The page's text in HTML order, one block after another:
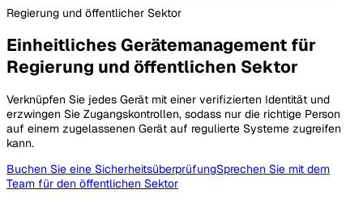
Regierung und öffentlicher Sektor
Einheitliches Gerätemanagement für
Regierung und öffentlichen Sektor
Verknüpfen Sie jedes Gerät mit einer verifizierten Identität und
erzwingen Sie Zugangskontrollen, sodass nur die richtige Person
auf einem zugelassenen Gerät auf regulierte Systeme zugreifen
kann.
Buchen Sie eine SicherheitsüberprüfungSprechen Sie mit dem
Team für den öffentlichen Sektor